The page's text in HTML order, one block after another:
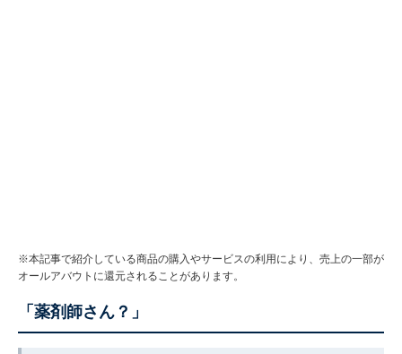
※本記事で紹介している商品の購入やサービスの利用により、売上の一部が
オールアバウトに還元されることがあります。
「薬剤師さん？」